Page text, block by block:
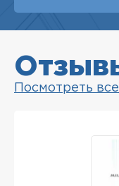
Посмотреть все